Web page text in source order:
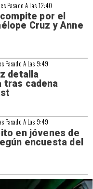
Pasado A Las 12:40
por el
Cruz y Anne
Pasado A Las 9:49
detalla
tras cadena
Pasado A Las 9:49
en jóvenes de
encuesta del